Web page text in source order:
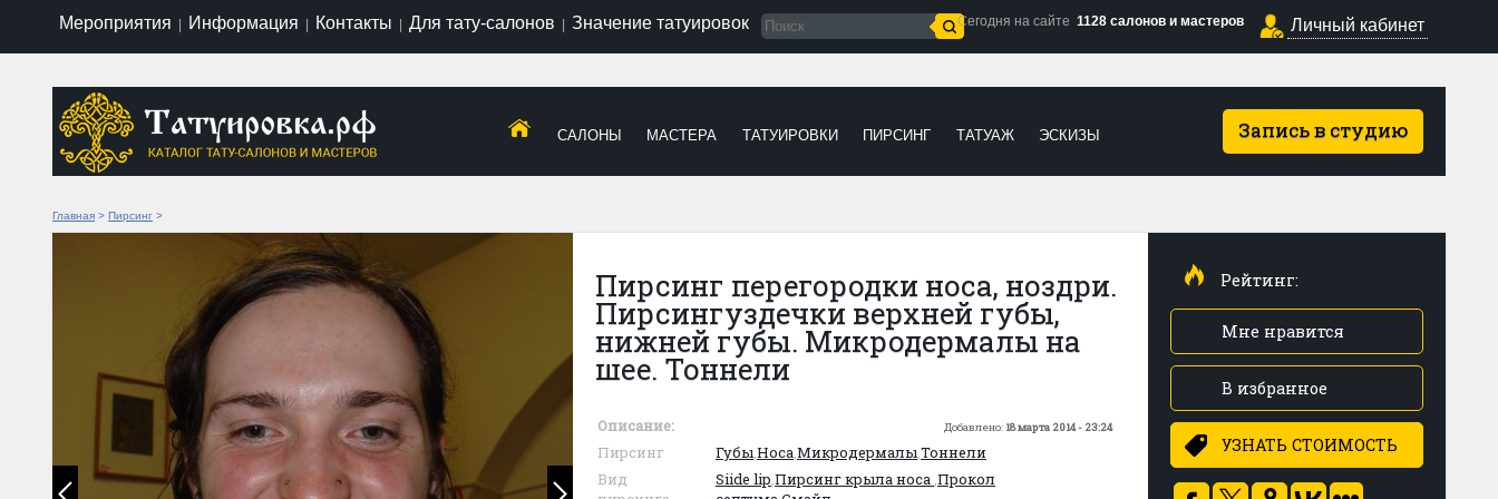
Мероприятия Информация Контакты Для тату-салонов Значение татуировок Сегодня на сайте 1128 салонов и мастеров Личный кабинет
Запись в студию
САЛОНЫ МАСТЕРА ТАТУИРОВКИ ПИРСИНГ ТАТУАЖ ЭСКИЗЫ
Главная > Пирсинг >
Пирсинг перегородки носа, ноздри.
Пирсингуздечки верхней губы,
нижней губы. Микродермалы на
шее. Тоннели
Описание: Добавлено: 18 марта 2014 - 23:24
Пирсинг Губы,Носа,Микродермалы,Тоннели
Вид
Siide lip,Пирсинг крыла носа ,Прокол
Рейтинг:
Мне нравится
В избранное
УЗНАТЬ СТОИМОСТЬ